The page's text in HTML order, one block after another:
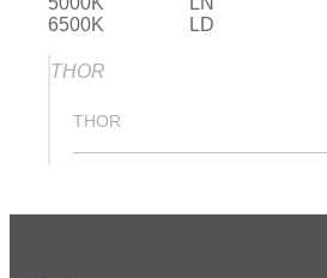
6500K
LD
THOR
THOR